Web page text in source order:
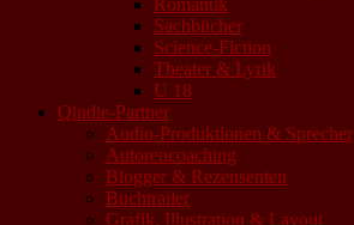
Romantik
Sachbücher
Science-Fiction
Theater & Lyrik
U 18
Qindie-Partner
Audio-Produktionen & Sprecher
Autorencoaching
Blogger & Rezensenten
Buchtrailer
Grafik, Illustration & Layout